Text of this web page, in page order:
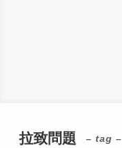
拉致問題 – tag –